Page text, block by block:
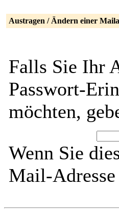
Austragen / Ändern einer
Falls Sie Ihr
Passwort-
möchten,
Wenn Sie
Mail-